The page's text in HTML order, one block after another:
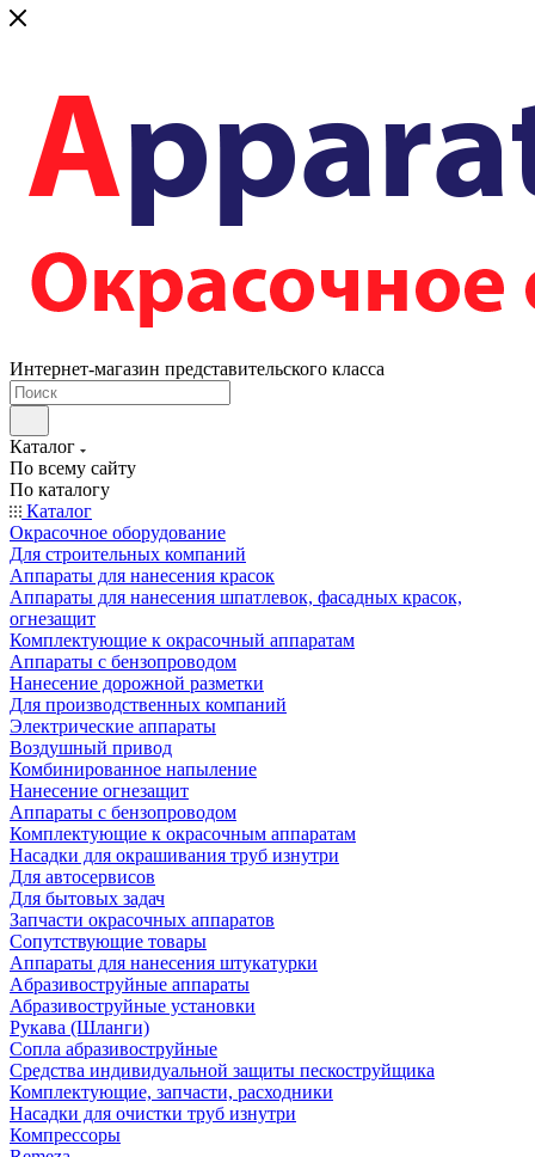
Интернет-магазин представительского класса
Каталог
По всему сайту
По каталогу
Каталог
Окрасочное оборудование
Для строительных компаний
Аппараты для нанесения красок
Аппараты для нанесения шпатлевок, фасадных красок,
огнезащит
Комплектующие к окрасочный аппаратам
Аппараты с бензопроводом
Нанесение дорожной разметки
Для производственных компаний
Электрические аппараты
Воздушный привод
Комбинированное напыление
Нанесение огнезащит
Аппараты с бензопроводом
Комплектующие к окрасочным аппаратам
Насадки для окрашивания труб изнутри
Для автосервисов
Для бытовых задач
Запчасти окрасочных аппаратов
Сопутствующие товары
Аппараты для нанесения штукатурки
Aбразивоструйные аппараты
Абразивоструйные установки
Рукава (Шланги)
Сопла абразивоструйные
Средства индивидуальной защиты пескоструйщика
Комплектующие, запчасти, расходники
Насадки для очистки труб изнутри
Компрессоры